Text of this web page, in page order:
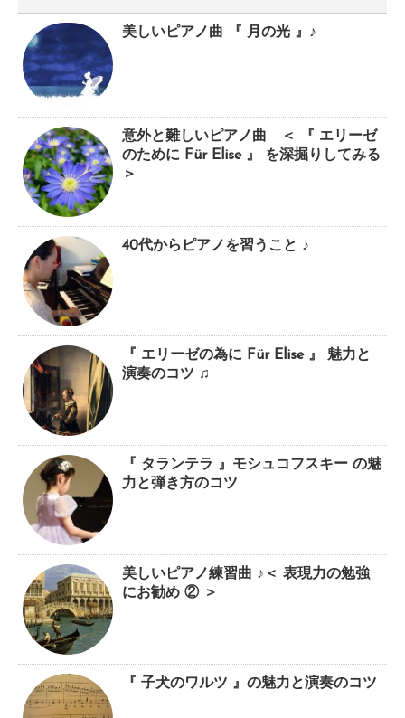
美しいピアノ曲 『 月の光 』♪
意外と難しいピアノ曲 ＜ 『 エリーゼ
のために Für Elise 』 を深掘りしてみる
＞
40代からピアノを習うこと ♪
『 エリーゼの為に Für Elise 』 魅力と
演奏のコツ ♫
『 タランテラ 』モシュコフスキー の魅
力と弾き方のコツ
美しいピアノ練習曲 ♪＜ 表現力の勉強
にお勧め ② ＞
『 子犬のワルツ 』の魅力と演奏のコツ